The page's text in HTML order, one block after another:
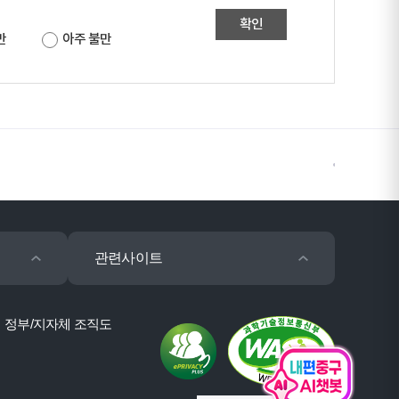
아주 불만
확인
관련사이트
정부/지자체 조직도